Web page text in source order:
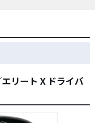
リート X ドライバ